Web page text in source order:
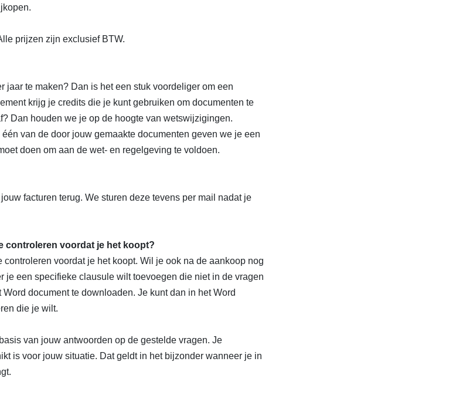
prijzen zijn exclusief BTW.
jaar te maken? Dan is het een stuk voordeliger om een
krijg je credits die je kunt gebruiken om documenten te
Dan houden we je op de hoogte van wetswijzigingen.
van de door jouw gemaakte documenten geven we je een
doen om aan de wet- en regelgeving te voldoen.
facturen terug. We sturen deze tevens per mail nadat je
controleren voordat je het koopt?
voordat je het koopt. Wil je ook na de aankoop nog
je een specifieke clausule wilt toevoegen die niet in de vragen
document te downloaden. Je kunt dan in het Word
die je wilt.
van jouw antwoorden op de gestelde vragen. Je
is voor jouw situatie. Dat geldt in het bijzonder wanneer je in